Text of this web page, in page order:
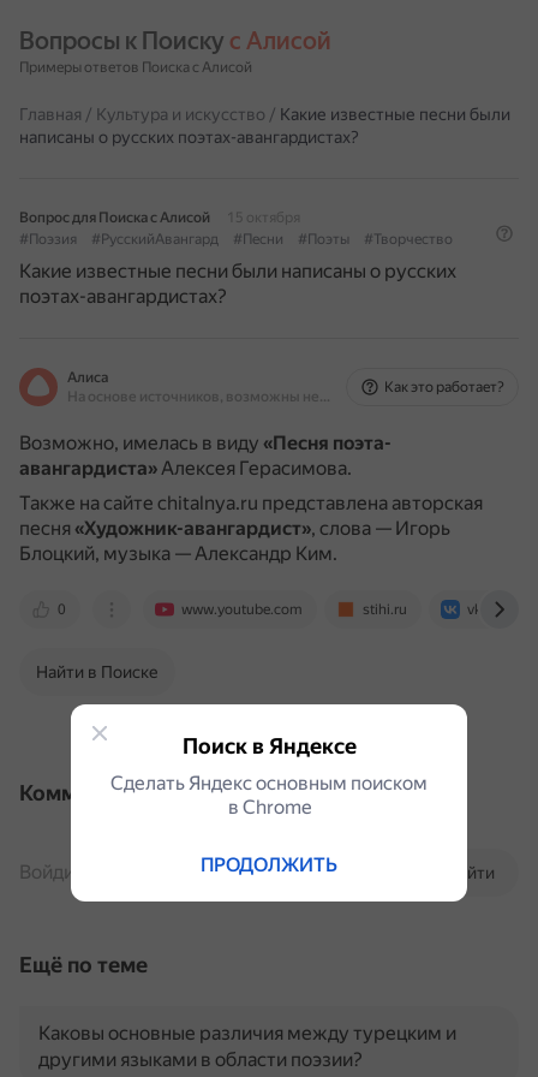
Вопросы к Поиску с Алисой
Примеры ответов Поиска с Алисой
Главная / Культура и искусство / Какие известные песни были
написаны о русских поэтах-авангардистах?
Вопрос для Поиска с Алисой
15 октября
#Поэзия
#РусскийАвангард #Песни #Поэты #Творчество
Какие известные песни были написаны о русских
поэтах-авангардистах?
Алиса
На основе источников, возможны неточности
Как это работает?
Возможно, имелась в виду «Песня поэта-
авангардиста»Алексея Герасимова.
Также на сайте chitalnya.ru представлена авторская
песня «Художник-авангардист», слова — Игорь
Блоцкий, музыка — Александр Ким.
0 www.youtube.com stihi.ru vk.com
Найти в Поиске
Комментарии
Войти
Войдите, чтобы комментировать
Ещё по теме
Каковы основные различия между турецким и
другими языками в области поэзии?
Поиск в Яндексе
Сделать Яндекс основным поиском
в Сhrome
ПРОДОЛЖИТЬ